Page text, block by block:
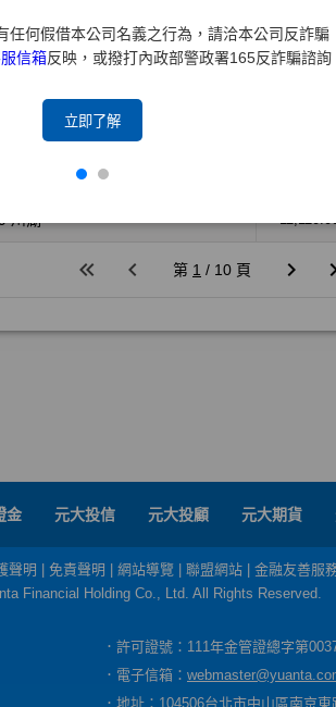
任何假借本公司名義之行為，請洽本公司反詐騙
信箱反映，或撥打內政部警政署165反詐騙諮詢
立即了解
金 元大投信 元大投顧 元大期貨
聲明 免責聲明 網站導覽 聯盟網站
金融友善服
Financial Holding Co., Ltd. All Rights Reserved.
．許可證號：111年金管證總字第
．電子信箱：
．地址：104506台北市中山區南京